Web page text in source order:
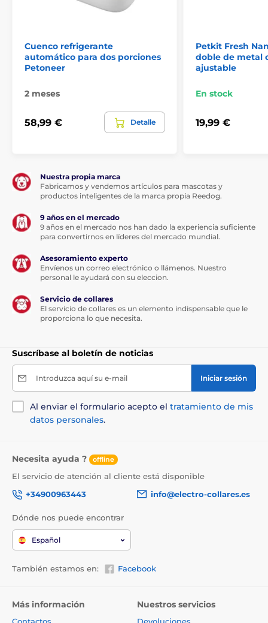
Cuenco refrigerante
automático para dos porciones
Petoneer
2 meses
58,99 € Detalle
Petkit Fresh
doble de metal
ajustable
En stock
19,99 €
Nuestra propia marca
Fabricamos y vendemos artículos para mascotas y
productos inteligentes de la marca propia Reedog.
9 años en el mercado
9 años en el mercado nos han dado la experiencia suficiente
para convertirnos en líderes del mercado mundial.
Asesoramiento experto
Envíenos un correo electrónico o llámenos. Nuestro
personal le ayudará con su eleccion.
Servicio de collares
El servicio de collares es un elemento indispensable que le
proporciona lo que necesita.
Suscríbase al boletín de noticias
Introduzca aquí su e-mail Iniciar sesión
Al enviar el formulario acepto el tratamiento de mis
datos personales.
Necesita ayuda ? offline
El servicio de atención al cliente está disponible
+34900963443
info@electro-collares.es
Dónde nos puede encontrar
Español
También estamos en: Facebook
Más información Nuestros servicios